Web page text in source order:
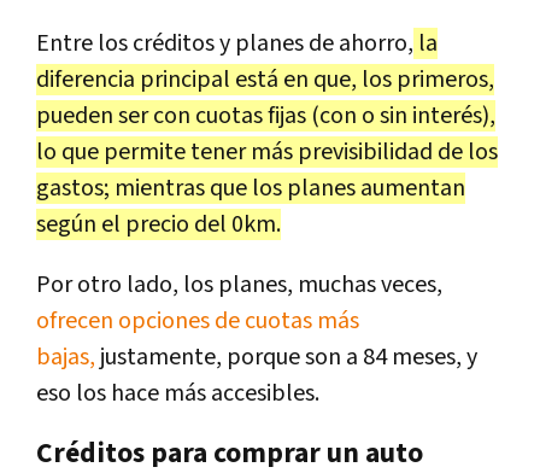
Entre los créditos y planes de ahorro, la
diferencia principal está en que, los primeros,
pueden ser con cuotas fijas (con o sin interés),
lo que permite tener más previsibilidad de los
gastos; mientras que los planes aumentan
según el precio del 0km.
Por otro lado, los planes, muchas veces,
ofrecen opciones de cuotas más
bajas, justamente, porque son a 84 meses, y
eso los hace más accesibles.
Créditos para comprar un auto